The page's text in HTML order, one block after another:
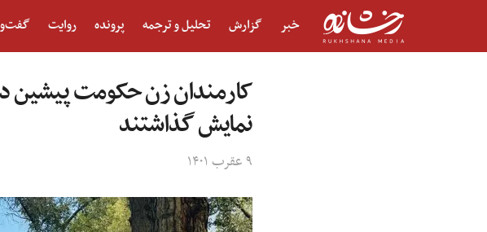
خبر گزارش تحلیل و ترجمه پرونده روایت گفت‌و‎گو
کارمندان زن حکومت پیشین
نمایش گذاشتند
۹ عقرب ۱۴۰۱